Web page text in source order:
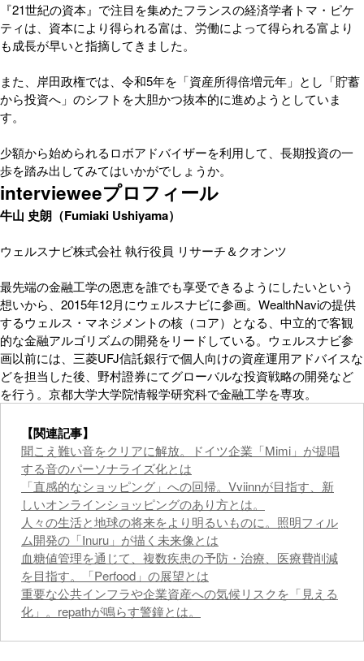
『21世紀の資本』で注目を集めたフランスの経済学者トマ・ピケ
ティは、資本により得られる富は、労働によって得られる富より
も成長が早いと指摘してきました。
また、岸田政権では、令和5年を「資産所得倍増元年」とし「貯蓄
から投資へ」のシフトを大胆かつ抜本的に進めようとしていま
す。
少額から始められるロボアドバイザーを利用して、長期投資の一
歩を踏み出してみてはいかがでしょうか。
intervieweeプロフィール
牛山 史朗（Fumiaki Ushiyama）
ウェルスナビ株式会社 執行役員 リサーチ＆クオンツ
最先端の金融工学の恩恵を誰でも享受できるようにしたいという
想いから、2015年12月にウェルスナビに参画。WealthNaviの提供
するウェルス・マネジメントの核（コア）となる、中立的で客観
的な金融アルゴリズムの開発をリードしている。ウェルスナビ参
画以前には、三菱UFJ信託銀行で個人向けの資産運用アドバイスな
どを担当した後、野村證券にてグローバルな投資戦略の開発など
を行う。京都大学大学院情報学研究科で金融工学を専攻。
【関連記事】
聞こえ難い音をクリアに解放。ドイツ企業「Mimi」が提唱
する音のパーソナライズ化とは
「直感的なショッピング」への回帰。Vviinnが目指す、新
しいオンラインショッピングのあり方とは。
人々の生活と地球の将来をより明るいものに。照明フィル
ム開発の「Inuru」が描く未来像とは
血糖値管理を通じて、複数疾患の予防・治療、医療費削減
を目指す。「Perfood」の展望とは
重要な公共インフラや企業資産への気候リスクを「見える
化」。repathが鳴らす警鐘とは。